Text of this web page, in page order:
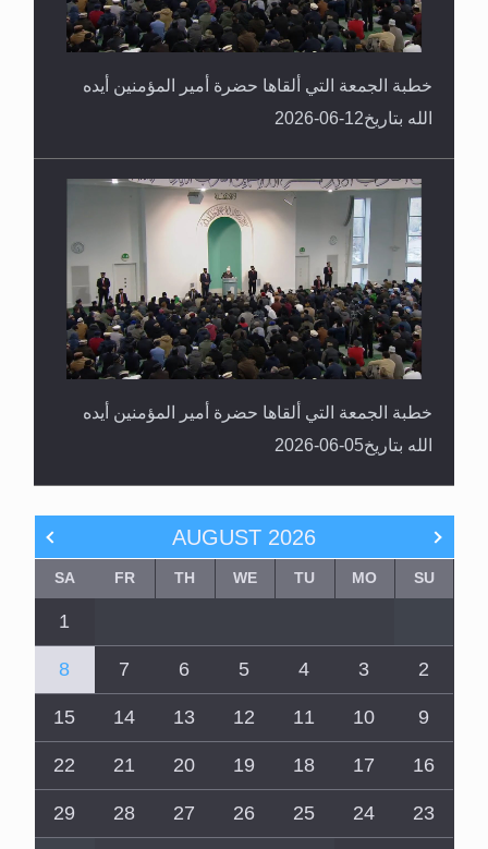
خطبة الجمعة التي ألقاها حضرة أمير المؤمنين أيده
الله بتاريخ12-06-2026
خطبة الجمعة التي ألقاها حضرة أمير المؤمنين أيده
الله بتاريخ05-06-2026
AUGUST 2026
SU
MO
TU
WE
TH
FR
SA
1
2
3
4
5
6
7
8
9
10
11
12
13
14
15
16
17
18
19
20
21
22
23
24
25
26
27
28
29